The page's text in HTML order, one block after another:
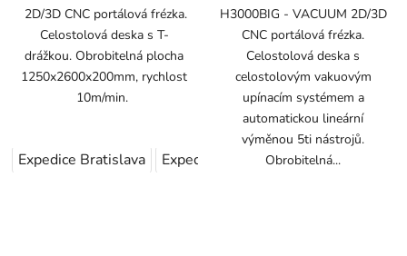
2D/3D CNC portálová frézka.
Celostolová deska s T-
drážkou. Obrobitelná plocha
1250x2600x200mm, rychlost
10m/min.
Expedice Bratislava Expedice Plzeň
H3000BIG - VACUUM 2D/3D
CNC portálová frézka.
Celostolová deska s
celostolovým vakuovým
upínacím systémem a
automatickou lineární
výměnou 5ti nástrojů.
Obrobitelná...